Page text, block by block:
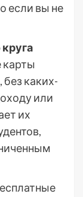
если вы не
карты
каких-
или
их